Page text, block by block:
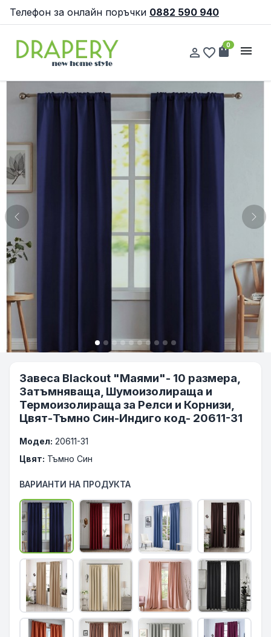
Телефон за онлайн поръчки 0882 590 940
person_outline favorite_border shopping_bag
0 menu
Previous
Завеса Blackout "Маями"- 10 размера,
Затъмняваща, Шумоизолираща и
Термоизолираща за Релси и Корнизи,
Цвят-Тъмно Син-Индиго код- 20611-31
Модел: 20611-31
Цвят: Тъмно Син
ВАРИАНТИ НА ПРОДУКТА